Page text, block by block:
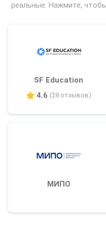
реальные. Нажмите,
SF Education
4.6 (28 отзывов)
МИПО